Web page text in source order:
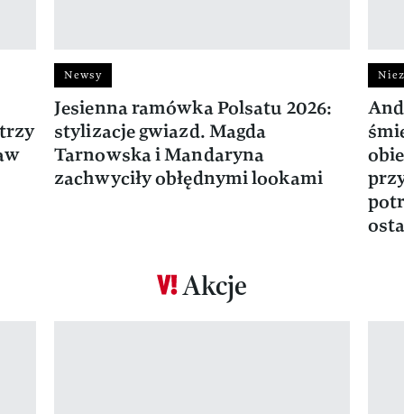
Newsy
Jesienna ramówka Polsatu 2026:
stylizacje gwiazd. Magda
Tarnowska i Mandaryna
zachwyciły obłędnymi lookami
Akcje